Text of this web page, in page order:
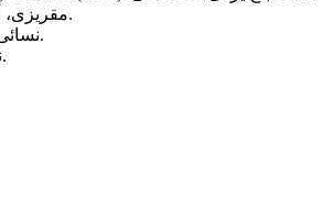
مقریزی،(ج1). بیروت: دارالکتب العلمیة.
(ج1 و 6). بیروت: دارالمعرفة.
(ج6). بیروت: دار الکتب العلمیة.